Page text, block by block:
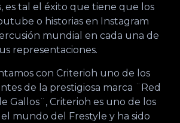
es tal el éxito que tiene que los
o historias en Instagram
mundial en cada una de
representaciones.
con Criterioh uno de los
de la prestigiosa marca ¨Red
Gallos¨, Criterioh es uno de los
mundo del Frestyle y ha sido